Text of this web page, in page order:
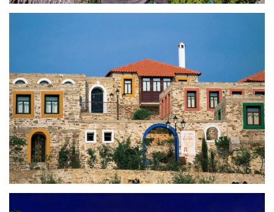
AKONTISMA